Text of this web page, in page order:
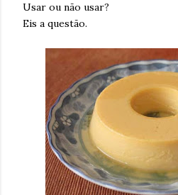
Usar ou não usar?
Eis a questão.